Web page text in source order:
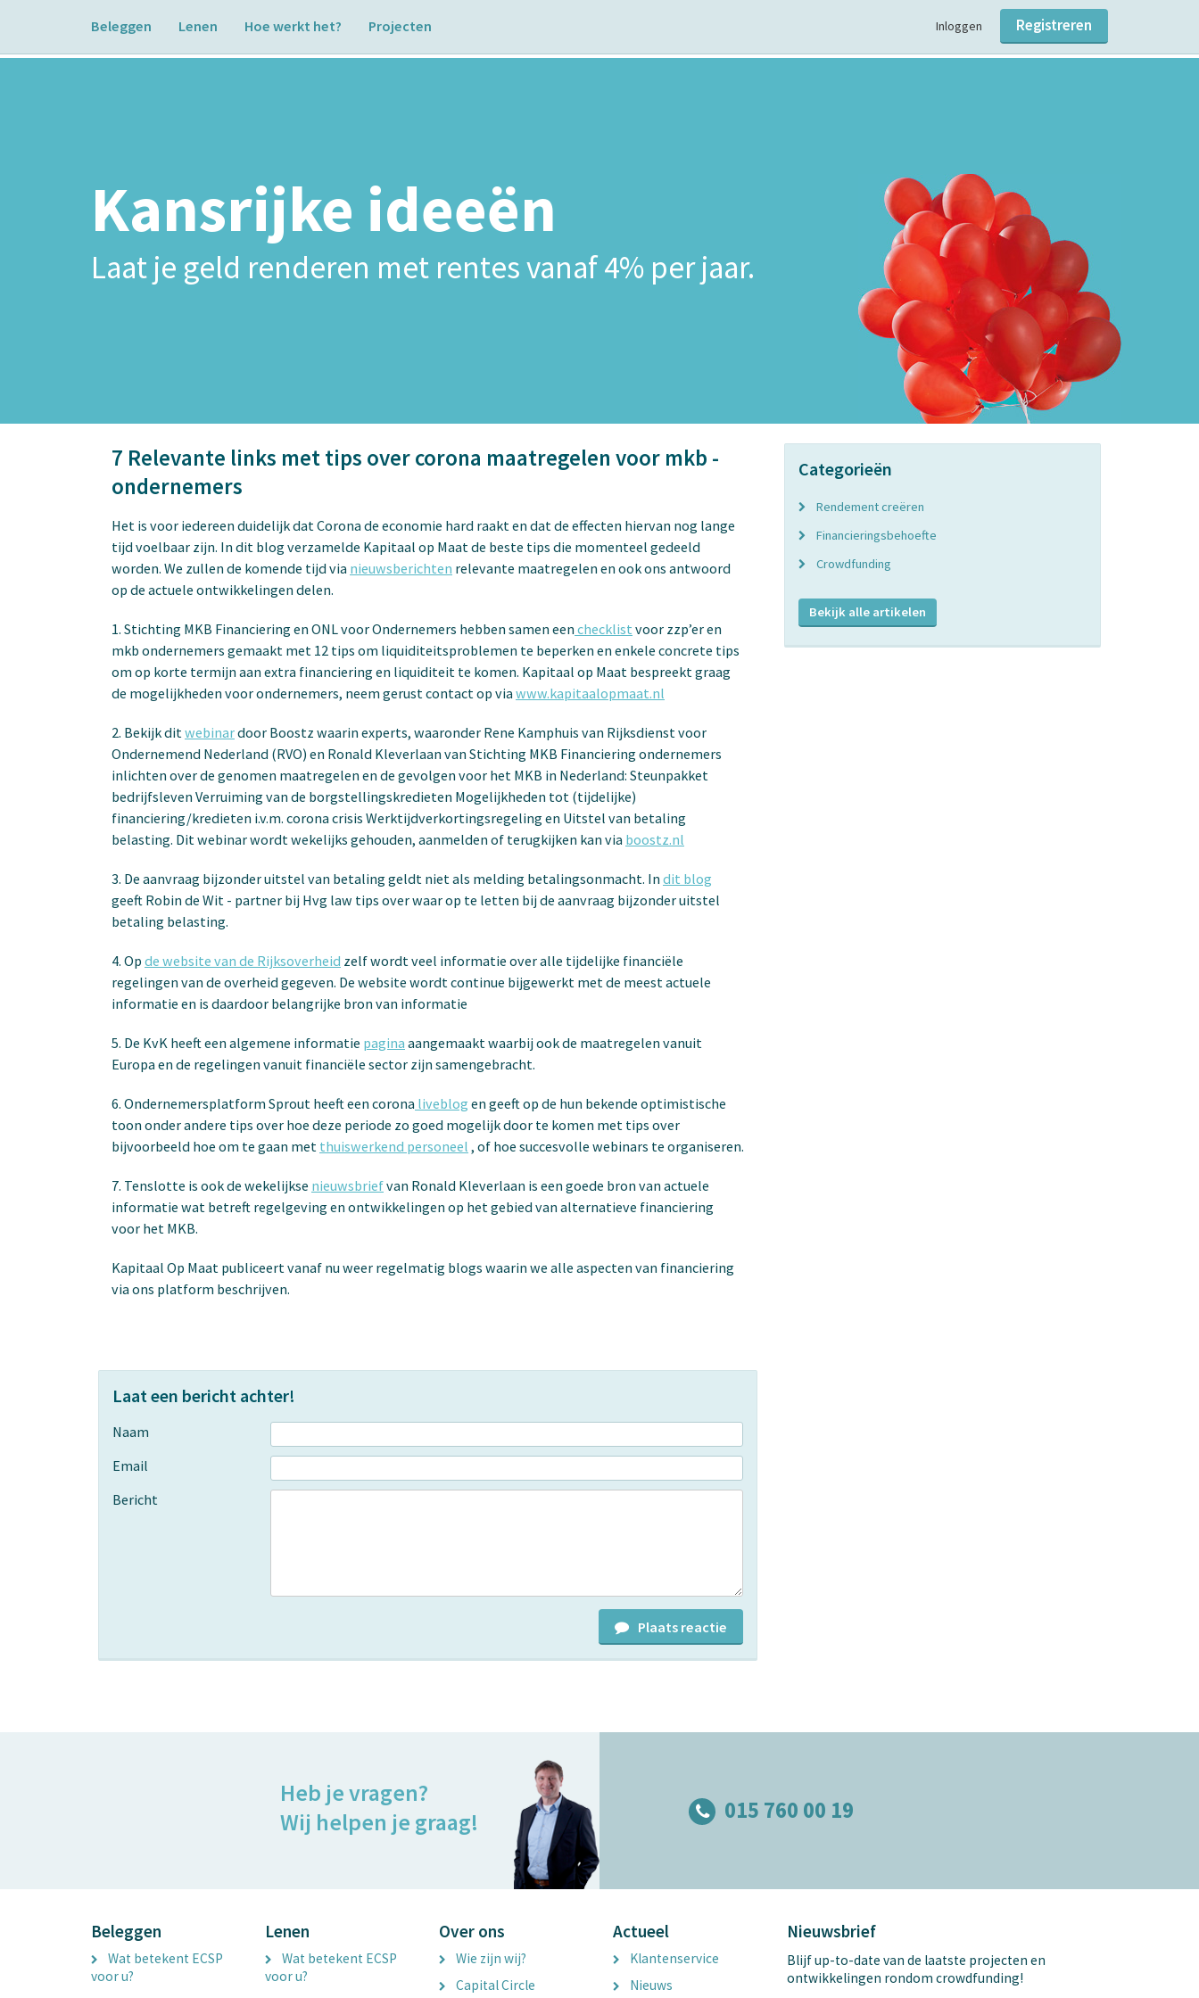
Beleggen Lenen Hoe werkt het? Projecten Inloggen Registreren
Kansrijke ideeën
Laat je geld renderen met rentes vanaf 4% per jaar.
7 Relevante links met tips over corona maatregelen voor mkb -
ondernemers
Het is voor iedereen duidelijk dat Corona de economie hard raakt en dat de effecten hiervan nog lange
tijd voelbaar zijn. In dit blog verzamelde Kapitaal op Maat de beste tips die momenteel gedeeld
worden. We zullen de komende tijd via nieuwsberichten relevante maatregelen en ook ons antwoord
op de actuele ontwikkelingen delen.
1. Stichting MKB Financiering en ONL voor Ondernemers hebben samen eenchecklist voor zzp’er en
mkb ondernemers gemaakt met 12 tips om liquiditeitsproblemen te beperken en enkele concrete tips
om op korte termijn aan extra financiering en liquiditeit te komen. Kapitaal op Maat bespreekt graag
de mogelijkheden voor ondernemers, neem gerust contact op viawww.kapitaalopmaat.nl
2. Bekijk ditwebinardoor Boostz waarin experts, waaronder Rene Kamphuis van Rijksdienst voor
Ondernemend Nederland (RVO) en Ronald Kleverlaan van Stichting MKB Financiering ondernemers
inlichten over de genomen maatregelen en de gevolgen voor het MKB in Nederland: Steunpakket
bedrijfsleven Verruiming van de borgstellingskredieten Mogelijkheden tot (tijdelijke)
financiering/kredieten i.v.m. corona crisis Werktijdverkortingsregeling en Uitstel van betaling
belasting. Dit webinar wordt wekelijks gehouden, aanmelden of terugkijken kan via boostz.nl
3. De aanvraag bijzonder uitstel van betaling geldt niet als melding betalingsonmacht. Indit blog
geeft Robin de Wit - partner bij Hvg law tips over waar op te letten bij de aanvraag bijzonder uitstel
betaling belasting.
4. Op de website van de Rijksoverheid zelf wordt veel informatie over alle tijdelijke financiële
regelingen van de overheid gegeven. De website wordt continue bijgewerkt met de meest actuele
informatie en is daardoor belangrijke bron van informatie
5. De KvK heeft een algemene informatie pagina aangemaakt waarbij ook de maatregelen vanuit
Europa en de regelingen vanuit financiële sector zijn samengebracht.
6. Ondernemersplatform Sprout heeft een corona liveblog en geeft op de hun bekende optimistische
toon onder andere tips over hoe deze periode zo goed mogelijk door te komen met tips over
bijvoorbeeld hoe om te gaan met thuiswerkend personeel , of hoe succesvolle webinars te organiseren.
7. Tenslotte is ook de wekelijkse nieuwsbriefvan Ronald Kleverlaan is een goede bron van actuele
informatie wat betreft regelgeving en ontwikkelingen op het gebied van alternatieve financiering
voor het MKB.
Kapitaal Op Maat publiceert vanaf nu weer regelmatig blogs waarin we alle aspecten van financiering
via ons platform beschrijven.
Laat een bericht achter!
Naam
Email
Bericht
Plaats reactie
Categorieën
Rendement creëren
Financieringsbehoefte
Crowdfunding
Bekijk alle artikelen
015 760 00 19
Heb je vragen?
Wij helpen je graag!
Beleggen
Wat betekent ECSP
voor u?
Lenen
Wat betekent ECSP
voor u?
Over ons
Wie zijn wij?
Capital Circle
Actueel
Klantenservice
Nieuws
Nieuwsbrief
Blijf up-to-date van de laatste projecten en
ontwikkelingen rondom crowdfunding!